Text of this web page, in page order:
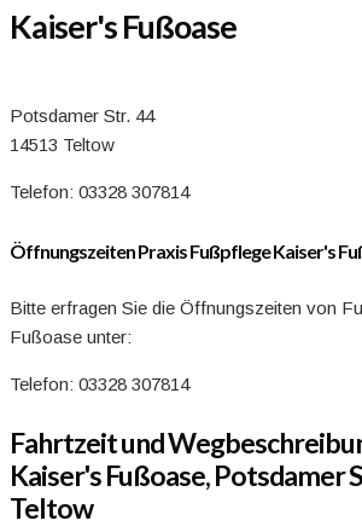
Kaiser's Fußoase
Potsdamer Str. 44
14513 Teltow
Telefon: 03328 307814
Öffnungszeiten Praxis Fußpflege Kaiser's
Bitte erfragen Sie die Öffnungszeiten von
Fußoase unter:
Telefon: 03328 307814
Fahrtzeit und
Kaiser's Fußoase, Potsdamer
Teltow